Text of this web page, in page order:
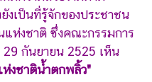
เป็นที่รู้จักของประชาชน
แห่งชาติ ซึ่งคณะกรรมการ
กันยายน 2525 เห็น
งชาติน้ำตกพลิ้ว"